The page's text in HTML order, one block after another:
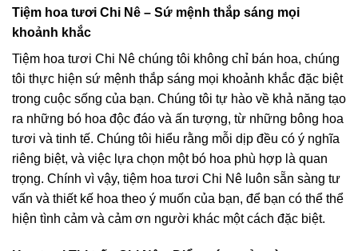
Tiệm hoa tươi Chi Nê – Sứ mệnh thắp sáng mọi
khoảnh khắc
Tiệm hoa tươi Chi Nê chúng tôi không chỉ bán hoa, chúng
tôi thực hiện sứ mệnh thắp sáng mọi khoảnh khắc đặc biệt
trong cuộc sống của bạn. Chúng tôi tự hào về khả năng tạo
ra những bó hoa độc đáo và ấn tượng, từ những bông hoa
tươi và tinh tế. Chúng tôi hiểu rằng mỗi dịp đều có ý nghĩa
riêng biệt, và việc lựa chọn một bó hoa phù hợp là quan
trọng. Chính vì vậy, tiệm hoa tươi Chi Nê luôn sẵn sàng tư
vấn và thiết kế hoa theo ý muốn của bạn, để bạn có thể thể
hiện tình cảm và cảm ơn người khác một cách đặc biệt.